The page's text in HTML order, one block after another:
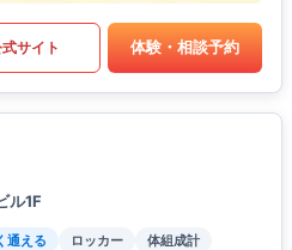
サイト 体験・相談予約
ル1F
通える ロッカー
体組成計